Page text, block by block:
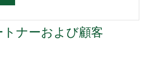
ナーおよび顧客